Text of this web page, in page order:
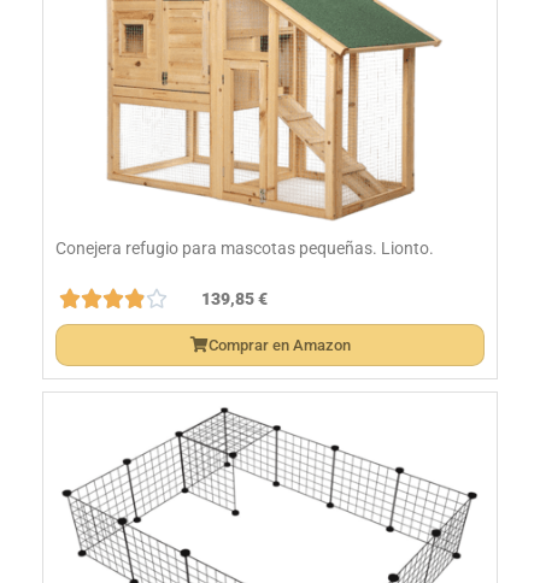
Conejera refugio para mascotas pequeñas. Lionto.
 139,85€
Comprar en Amazon